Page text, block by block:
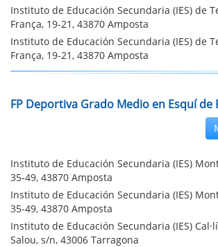
Instituto de Educación Secundaria (IES) de
França, 19-21, 43870 Amposta
Instituto de Educación Secundaria (IES) de
França, 19-21, 43870 Amposta
FP Deportiva Grado Medio en Esquí de
Instituto de Educación Secundaria (IES)
35-49, 43870 Amposta
Instituto de Educación Secundaria (IES)
35-49, 43870 Amposta
Instituto de Educación Secundaria (IES)
Salou, s/n, 43006 Tarragona